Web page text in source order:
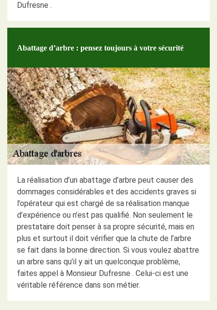
Dufresne .
Abattage d’arbre : pensez toujours à votre sécurité
La réalisation d’un abattage d’arbre peut causer des
dommages considérables et des accidents graves si
l’opérateur qui est chargé de sa réalisation manque
d’expérience ou n’est pas qualifié. Non seulement le
prestataire doit penser à sa propre sécurité, mais en
plus et surtout il doit vérifier que la chute de l’arbre
se fait dans la bonne direction. Si vous voulez abattre
un arbre sans qu’il y ait un quelconque problème,
faites appel à Monsieur Dufresne . Celui-ci est une
véritable référence dans son métier.